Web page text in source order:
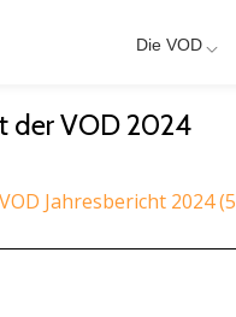
Die VOD
der VOD 2024
VOD Jahresbericht 2024